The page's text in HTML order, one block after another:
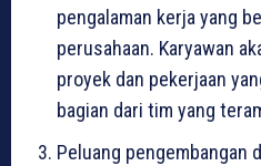
pengalaman kerja yang
perusahaan. Karyawan
proyek dan pekerjaan
bagian dari tim yang
Peluang pengembangan